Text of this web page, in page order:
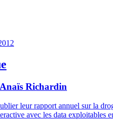
Richardin
leur rapport annuel sur la
avec les data exploitables